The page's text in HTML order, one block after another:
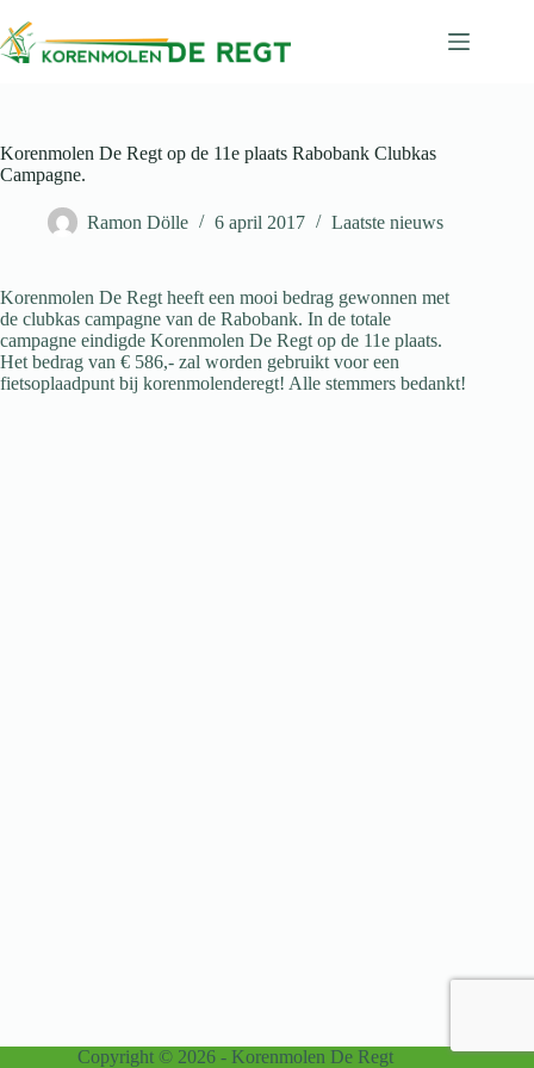
naar
de
Korenmolen De Regt op de 11e plaats Rabobank Clubkas
Campagne.
Ramon Dölle 6 april 2017 Laatste nieuws
Korenmolen De Regt heeft een mooi bedrag gewonnen met
de clubkas campagne van de Rabobank. In de totale
campagne eindigde Korenmolen De Regt op de 11e plaats.
Het bedrag van € 586,- zal worden gebruikt voor een
fietsoplaadpunt bij korenmolenderegt! Alle stemmers bedankt!
Copyright © 2026 - Korenmolen De Regt